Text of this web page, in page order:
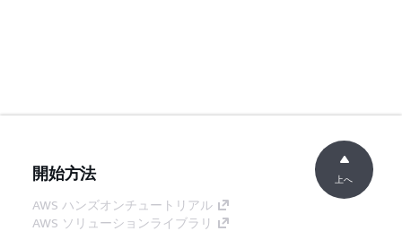
開始方法
AWS ハンズオンチュートリアル
AWS ソリューションライブラリ
上へ